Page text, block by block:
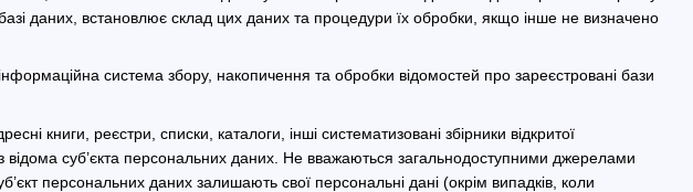
даних, встановлює склад цих даних та процедури їх обробки, якщо інше не визначено
система збору, накопичення та обробки відомостей про зареєстровані бази
книги, реєстри, списки, каталоги, інші систематизовані збірники відкритої
з відома суб’єкта персональних даних. Не вважаються загальнодоступними джерелами
персональних даних залишають свої персональні дані (окрім випадків, коли